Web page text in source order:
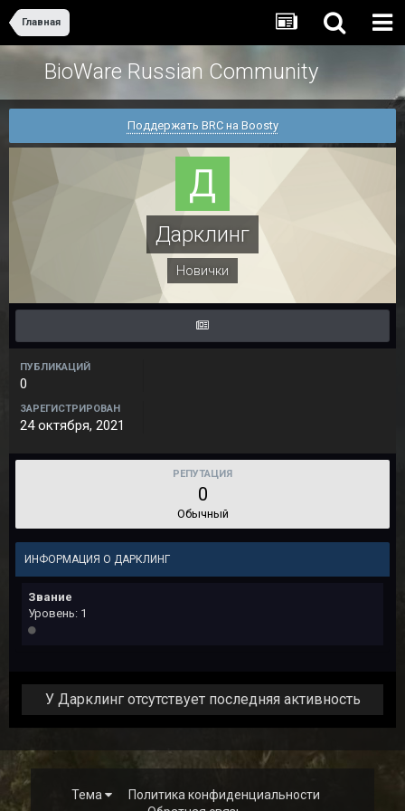
Главная
BioWare Russian Community
Поддержать BRC на Boosty
Дарклинг
Новички
ПУБЛИКАЦИЙ
0
ЗАРЕГИСТРИРОВАН
24 октября, 2021
РЕПУТАЦИЯ
0
Обычный
ИНФОРМАЦИЯ О ДАРКЛИНГ
Звание
Уровень: 1
У Дарклинг отсутствует последняя активность
Тема
Политика конфиденциальности